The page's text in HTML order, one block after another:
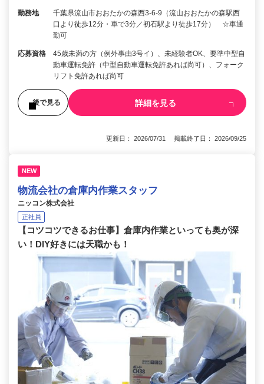
勤務地
千葉県流山市おおたかの森西3-6-9（流山おおたかの森駅西
口より徒歩12分・車で3分／初石駅より徒歩17分） ☆車通
勤可
応募資格
45歳未満の方（例外事由3号イ）、未経験者OK、要準中型自
動車運転免許（中型自動車運転免許あれば尚可）、フォーク
リフト免許あれば尚可
後で見る 詳細を見る
更新日： 2026/07/31 掲載終了日： 2026/09/25
NEW
物流会社の倉庫内作業スタッフ
ニッコン株式会社
正社員
【コツコツできるお仕事】倉庫内作業といっても奥が深
い！DIY好きには天職かも！